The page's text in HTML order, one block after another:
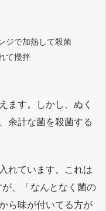
ジで加熱して殺菌
て攪拌
ます。しかし、ぬく
余計な菌を殺菌する
入れています。これは
、「なんとなく菌の
ら味が付いてる方が